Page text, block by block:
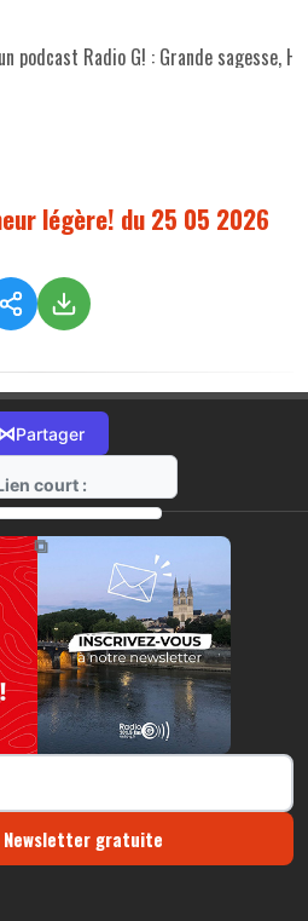
podcast Radio G! : Grande sagesse,
légère! du 25 05 2026
Partager
court :
https://radio-g.fr?22121
⧉
gratuite